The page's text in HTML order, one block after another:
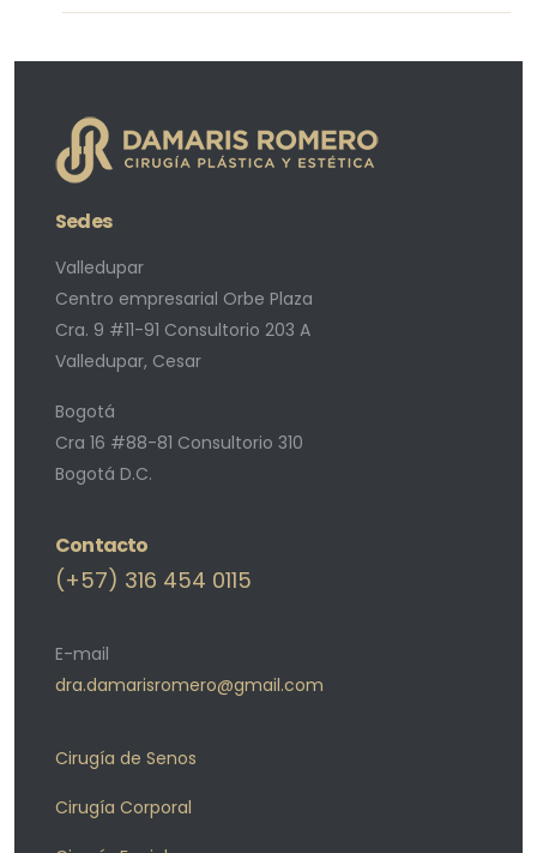
Sedes
Valledupar
Centro empresarial Orbe Plaza
Cra. 9 #11-91 Consultorio 203 A
Valledupar, Cesar
Bogotá
Cra 16 #88-81 Consultorio 310
Bogotá D.C.
Contacto
(+57) 316 454 0115
E-mail
dra.damarisromero@gmail.com
Cirugía de Senos
Cirugía Corporal